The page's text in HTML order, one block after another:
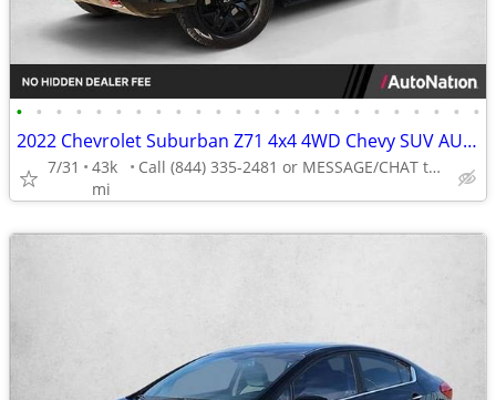
• • • • • • • • • • • • • • • • • • • • • • • •
2022 Chevrolet Suburban Z71 4x4 4WD Chevy SUV AUTONATION
7/31
43k
mi
Call (844) 335-2481 or MESSAGE/CHAT to confirm availability